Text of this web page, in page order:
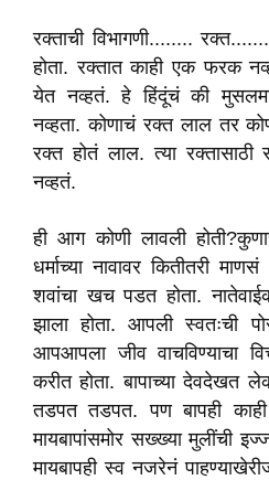
रक्ताची विभागणी........
होता. रक्तात काही एक फरक
येत नव्हतं. हे हिंदूंचं की
नव्हता. कोणाचं रक्त लाल तर
रक्त होतं लाल. त्या
नव्हतं.
ही आग कोणी लावली
धर्माच्या नावावर कितीतरी
शवांचा खच पडत होता.
झाला होता. आपली स्वतःची
आपआपला जीव वाचविण्याचा
करीत होता. बापाच्या देवदेखत
तडपत तडपत. पण बापही
मायबापांसमोर सख्ख्या मुलींची
मायबापही स्व नजरेनं